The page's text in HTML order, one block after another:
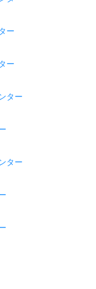
ー
ー
ター
ター